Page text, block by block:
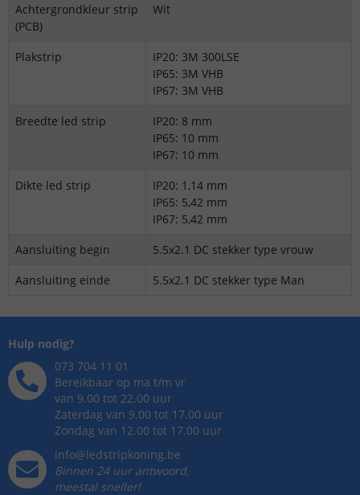
Achtergrondkleur strip
(PCB)
Wit
Plakstrip
IP20: 3M 300LSE
IP65: 3M VHB
IP67: 3M VHB
Breedte led strip
IP20: 8 mm
IP65: 10 mm
IP67: 10 mm
Dikte led strip
IP20: 1,14 mm
IP65: 5,42 mm
IP67: 5,42 mm
Aansluiting begin
5.5x2.1 DC stekker type vrouw
Aansluiting einde
5.5x2.1 DC stekker type Man
Hulp nodig?
073 704 11 01
Bereikbaar op ma t/m vr
van 9.00 tot 22.00 uur
Zaterdag van 9.00 tot 17.00 uur
Zondag van 12.00 tot 17.00 uur
info@ledstripkoning.be
Binnen 24 uur antwoord,
meestal sneller!